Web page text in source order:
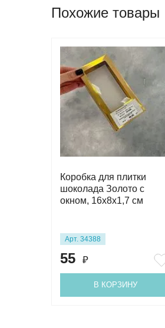
Похожие товары
Коробка для плитки
шоколада Золото с
окном, 16х8х1,7 см
Арт. 34388
55 ₽
В КОРЗИНУ